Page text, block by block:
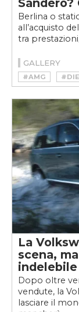
Sandero?
Berlina o
all’acquisto
tra
GALLERY
#AMG
La
scena,
indelebile
Dopo oltre
vendute, la
lasciare il